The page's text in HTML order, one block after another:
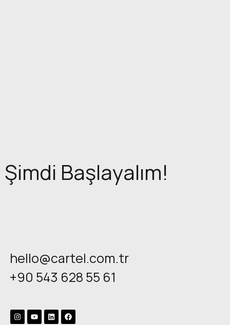
Şimdi Başlayalım!
hello@cartel.com.tr
+90 543 628 55 61